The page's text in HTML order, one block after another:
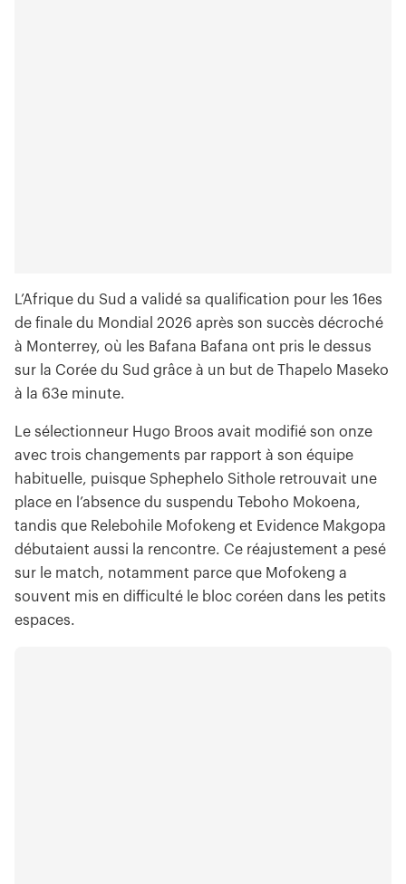
L’Afrique du Sud a validé sa qualification pour les 16es
de finale du Mondial 2026 après son succès décroché
à Monterrey, où les Bafana Bafana ont pris le dessus
sur la Corée du Sud grâce à un but de Thapelo Maseko
à la 63e minute.
Le sélectionneur Hugo Broos avait modifié son onze
avec trois changements par rapport à son équipe
habituelle, puisque Sphephelo Sithole retrouvait une
place en l’absence du suspendu Teboho Mokoena,
tandis que Relebohile Mofokeng et Evidence Makgopa
débutaient aussi la rencontre. Ce réajustement a pesé
sur le match, notamment parce que Mofokeng a
souvent mis en difficulté le bloc coréen dans les petits
espaces.